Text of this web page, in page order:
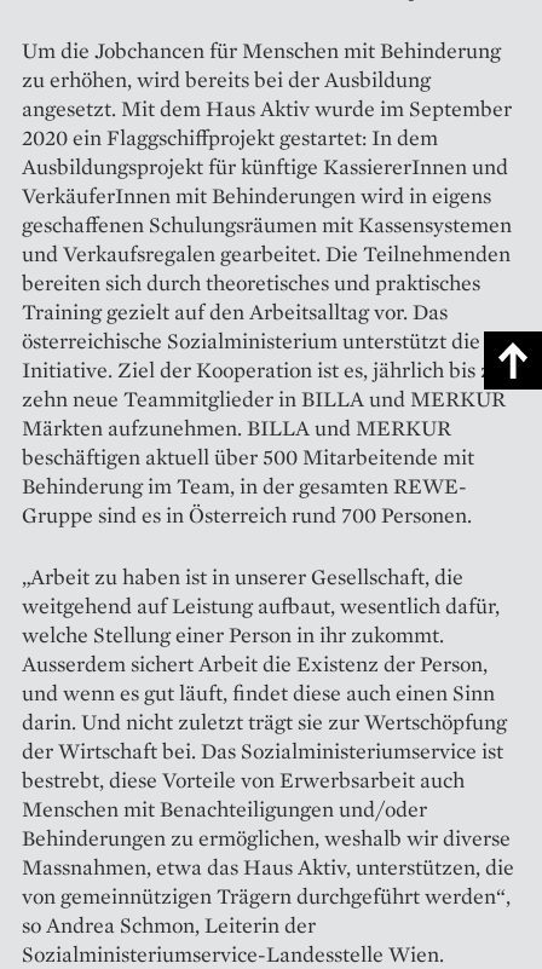
Um die Jobchancen für Menschen mit Behinderung
zu erhöhen, wird bereits bei der Ausbildung
angesetzt. Mit dem Haus Aktiv wurde im September
2020 ein Flaggschiffprojekt gestartet: In dem
Ausbildungsprojekt für künftige KassiererInnen und
VerkäuferInnen mit Behinderungen wird in eigens
geschaffenen Schulungsräumen mit Kassensystemen
und Verkaufsregalen gearbeitet. Die Teilnehmenden
bereiten sich durch theoretisches und praktisches
Training gezielt auf den Arbeits­alltag vor. Das
österreichische Sozialministerium unterstützt die
Initiative. Ziel der Kooperation ist es, jährlich bis zu
zehn neue Teammitglieder in BILLA und MERKUR
Märkten aufzunehmen. BILLA und MERKUR
beschäftigen aktuell über 500 Mitarbeitende mit
Behinderung im Team, in der gesamten REWE-
Gruppe sind es in Österreich rund 700 Personen.
„Arbeit zu haben ist in unserer Gesellschaft, die
weitgehend auf Leistung aufbaut, wesentlich dafür,
welche Stellung einer Person in ihr zukommt.
Ausserdem sichert Arbeit die Existenz der Person,
und wenn es gut läuft, findet diese auch einen Sinn
darin. Und nicht zuletzt trägt sie zur Wertschöpfung
der Wirtschaft bei. Das Sozialministerium­service ist
bestrebt, diese Vorteile von Erwerbsarbeit auch
Menschen mit Benachteiligungen und/oder
Behinderungen zu ermöglichen, weshalb wir diverse
Massnahmen, etwa das Haus Aktiv, unterstützen, die
von gemeinnützigen Trägern durchgeführt werden“,
so An­drea Schmon, Leiterin der
Sozialministeriumservice-Landesstelle Wien.